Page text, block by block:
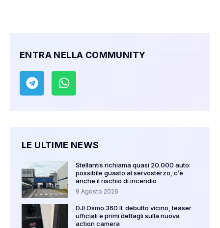
ENTRA NELLA COMMUNITY
LE ULTIME NEWS
Stellantis richiama quasi 20.000 auto:
possibile guasto al servosterzo, c’è
anche il rischio di incendio
9 Agosto 2026
DJI Osmo 360 II: debutto vicino, teaser
ufficiali e primi dettagli sulla nuova
action camera